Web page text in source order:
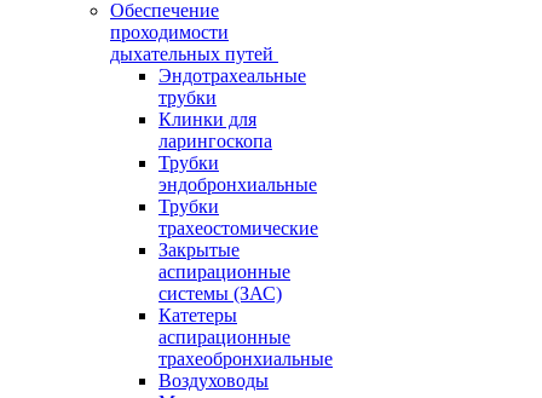
Обеспечение
проходимости
дыхательных путей
Эндотрахеальные
трубки
Клинки для
ларингоскопа
Трубки
эндобронхиальные
Трубки
трахеостомические
Закрытые
аспирационные
системы (ЗАС)
Катетеры
аспирационные
трахеобронхиальные
Воздуховоды